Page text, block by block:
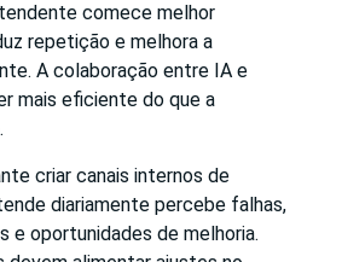
comece melhor
repetição e melhora a
A colaboração entre IA e
mais eficiente do que a
criar canais internos de
diariamente percebe falhas,
e oportunidades de melhoria.